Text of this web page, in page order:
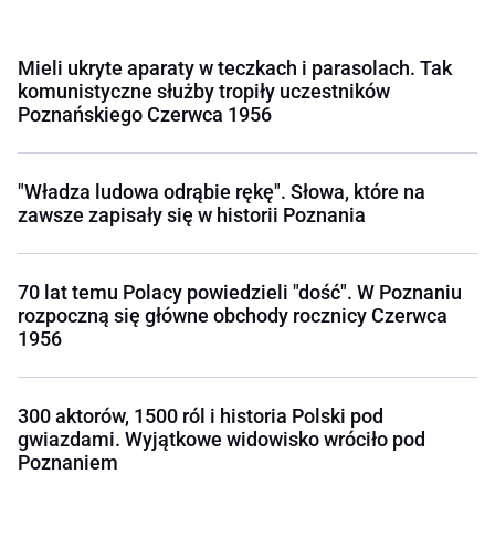
Mieli ukryte aparaty w teczkach i parasolach. Tak
komunistyczne służby tropiły uczestników
Poznańskiego Czerwca 1956
"Władza ludowa odrąbie rękę". Słowa, które na
zawsze zapisały się w historii Poznania
70 lat temu Polacy powiedzieli "dość". W Poznaniu
rozpoczną się główne obchody rocznicy Czerwca
1956
300 aktorów, 1500 ról i historia Polski pod
gwiazdami. Wyjątkowe widowisko wróciło pod
Poznaniem